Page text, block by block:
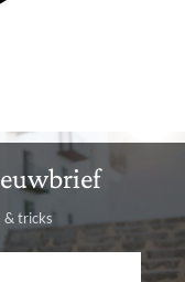
& tricks